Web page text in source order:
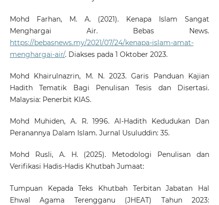
Mohd Farhan, M. A. (2021). Kenapa Islam Sangat
Menghargai Air. Bebas News.
https://bebasnews.my/2021/07/24/kenapa-islam-amat-
menghargai-air/. Diakses pada 1 Oktober 2023.
Mohd Khairulnazrin, M. N. 2023. Garis Panduan Kajian
Hadith Tematik Bagi Penulisan Tesis dan Disertasi.
Malaysia: Penerbit KIAS.
Mohd Muhiden, A. R. 1996. Al-Hadith Kedudukan Dan
Peranannya Dalam Islam. Jurnal Usuluddin: 35.
Mohd Rusli, A. H. (2025). Metodologi Penulisan dan
Verifikasi Hadis-Hadis Khutbah Jumaat:
Tumpuan Kepada Teks Khutbah Terbitan Jabatan Hal
Ehwal Agama Terengganu (JHEAT) Tahun 2023: